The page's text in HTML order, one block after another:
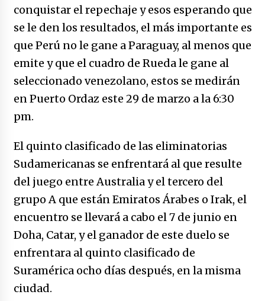
Otro regalo navideño de Petrosky, al caído
caerle
31/12/2025
Que sea un hecho el decreto que quita prima
de servicios a honorables zánganos
31/12/2025
31/12/2025
Colombia 2025
17/12/2025
colombiano
16/12/2025
conquistar el repechaje y esos esperando que
se le den los resultados, el más importante es
que Perú no le gane a Paraguay, al menos que
emite y que el cuadro de Rueda le gane al
seleccionado venezolano, estos se medirán
en Puerto Ordaz este 29 de marzo a la 6:30
pm.
El quinto clasificado de las eliminatorias
Sudamericanas se enfrentará al que resulte
del juego entre Australia y el tercero del
grupo A que están Emiratos Árabes o Irak, el
encuentro se llevará a cabo el 7 de junio en
Doha, Catar, y el ganador de este duelo se
enfrentara al quinto clasificado de
Suramérica ocho días después, en la misma
ciudad.